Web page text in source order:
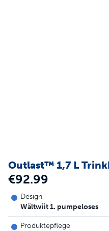
Outlast™ 1,7 L
€92.99
Design
Wältwiit 1. pumpeloses
Produktepflege